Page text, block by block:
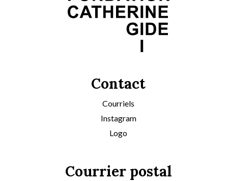
Contact
Courriels
Instagram
Logo
Courrier postal